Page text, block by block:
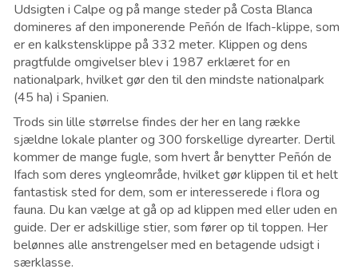
Udsigten i Calpe og på mange steder på Costa Blanca
domineres af den imponerende Peñón de Ifach-klippe, som
er en kalkstensklippe på 332 meter. Klippen og dens
pragtfulde omgivelser blev i 1987 erklæret for en
nationalpark, hvilket gør den til den mindste nationalpark
(45 ha) i Spanien.
Trods sin lille størrelse findes der her en lang række
sjældne lokale planter og 300 forskellige dyrearter. Dertil
kommer de mange fugle, som hvert år benytter Peñón de
Ifach som deres yngleområde, hvilket gør klippen til et helt
fantastisk sted for dem, som er interesserede i flora og
fauna. Du kan vælge at gå op ad klippen med eller uden en
guide. Der er adskillige stier, som fører op til toppen. Her
belønnes alle anstrengelser med en betagende udsigt i
særklasse.